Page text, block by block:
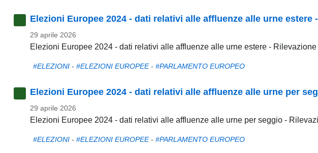
Elezioni Europee 2024 - dati relativi alle affluenze alle urne estere
29 aprile 2026
Elezioni Europee 2024 - dati relativi alle affluenze alle urne estere -
#ELEZIONI -#ELEZIONI EUROPEE-#PARLAMENTO EUROPEO
Elezioni Europee 2024 - dati relativi alle affluenze alle urne per
29 aprile 2026
Elezioni Europee 2024 - dati relativi alle affluenze alle urne per seggio -
#ELEZIONI -#ELEZIONI EUROPEE-#PARLAMENTO EUROPEO